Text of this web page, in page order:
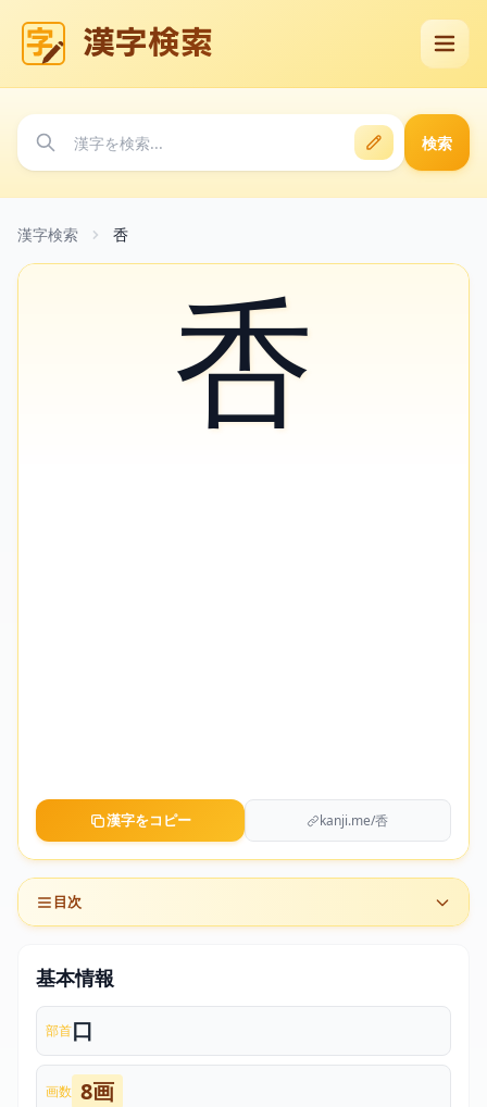
漢字検索
検索
漢字検索 㕿
㕿
漢字をコピー kanji.me/㕿
目次
基本情報
部首口
画数 8画